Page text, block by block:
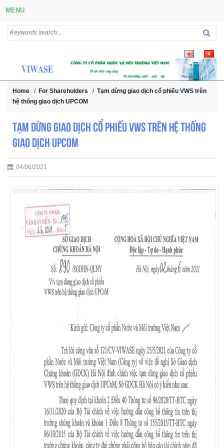
MENU
Home / For Shareholders / Tạm dừng giao dịch cổ phiếu VWS trên
hệ thống giao dịch UPCOM
Tạm dừng giao dịch cổ phiếu VWS trên hệ thống
giao dịch UPCOM
04/06/2021